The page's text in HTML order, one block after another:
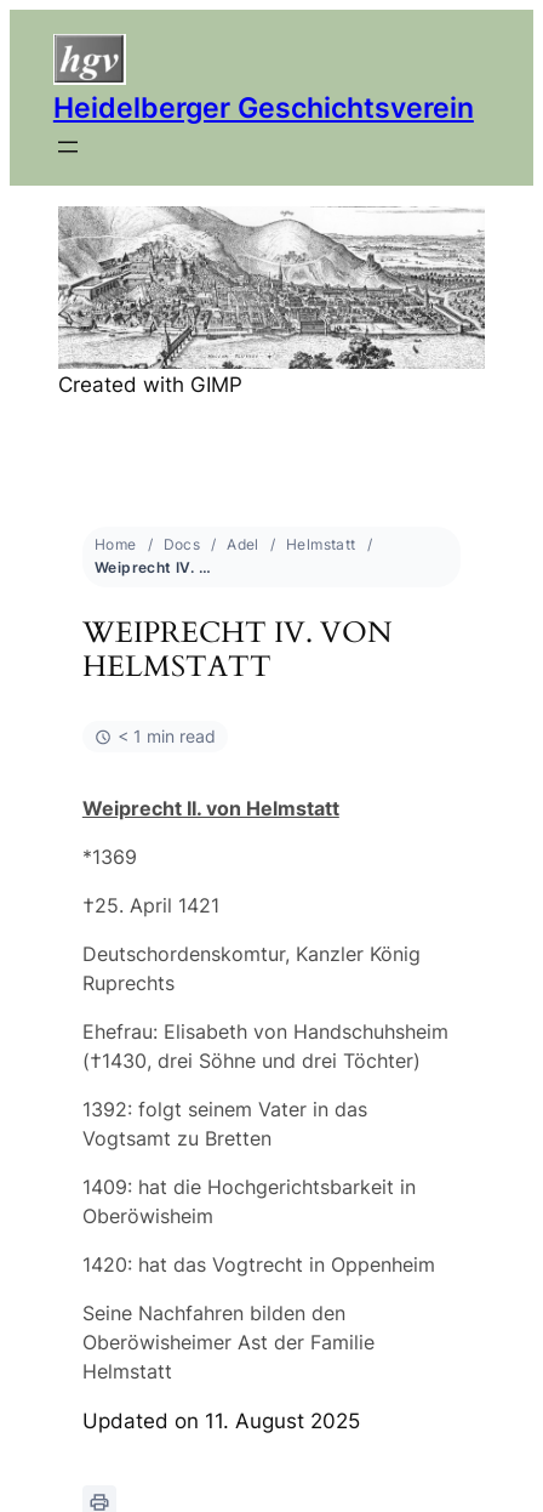
Heidelberger Geschichtsverein
Created with GIMP
Home Docs Adel
Helmstatt
Weiprecht IV. von Helmstatt
WEIPRECHT IV. VON
HELMSTATT
< 1 min read
Weiprecht II. von Helmstatt
*1369
†25. April 1421
Deutschordenskomtur, Kanzler König
Ruprechts
Ehefrau: Elisabeth von Handschuhsheim
(†1430, drei Söhne und drei Töchter)
1392: folgt seinem Vater in das
Vogtsamt zu Bretten
1409: hat die Hochgerichtsbarkeit in
Oberöwisheim
1420: hat das Vogtrecht in Oppenheim
Seine Nachfahren bilden den
Oberöwisheimer Ast der Familie
Helmstatt
Updated on 11. August 2025